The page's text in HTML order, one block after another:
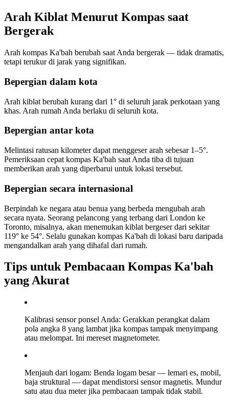
Arah Kiblat Menurut Kompas saat
Bergerak
Arah kompas Ka'bah berubah saat Anda bergerak — tidak dramatis,
tetapi terukur di jarak yang signifikan.
Bepergian dalam kota
Arah kiblat berubah kurang dari 1° di seluruh jarak perkotaan yang
khas. Arah rumah Anda berlaku di seluruh kota.
Bepergian antar kota
Melintasi ratusan kilometer dapat menggeser arah sebesar 1–5°.
Pemeriksaan cepat kompas Ka'bah saat Anda tiba di tujuan
memberikan arah yang diperbarui untuk lokasi tersebut.
Bepergian secara internasional
Berpindah ke negara atau benua yang berbeda mengubah arah
secara nyata. Seorang pelancong yang terbang dari London ke
Toronto, misalnya, akan menemukan kiblat bergeser dari sekitar
119° ke 54°. Selalu gunakan kompas Ka'bah di lokasi baru daripada
mengandalkan arah yang dihafal dari rumah.
Tips untuk Pembacaan Kompas Ka'bah
yang Akurat
Kalibrasi sensor ponsel Anda: Gerakkan perangkat dalam
pola angka 8 yang lambat jika kompas tampak menyimpang
atau melompat. Ini mereset magnetometer.
Menjauh dari logam: Benda logam besar — lemari es, mobil,
baja struktural — dapat mendistorsi sensor magnetis. Mundur
satu atau dua meter jika pembacaan tampak tidak stabil.